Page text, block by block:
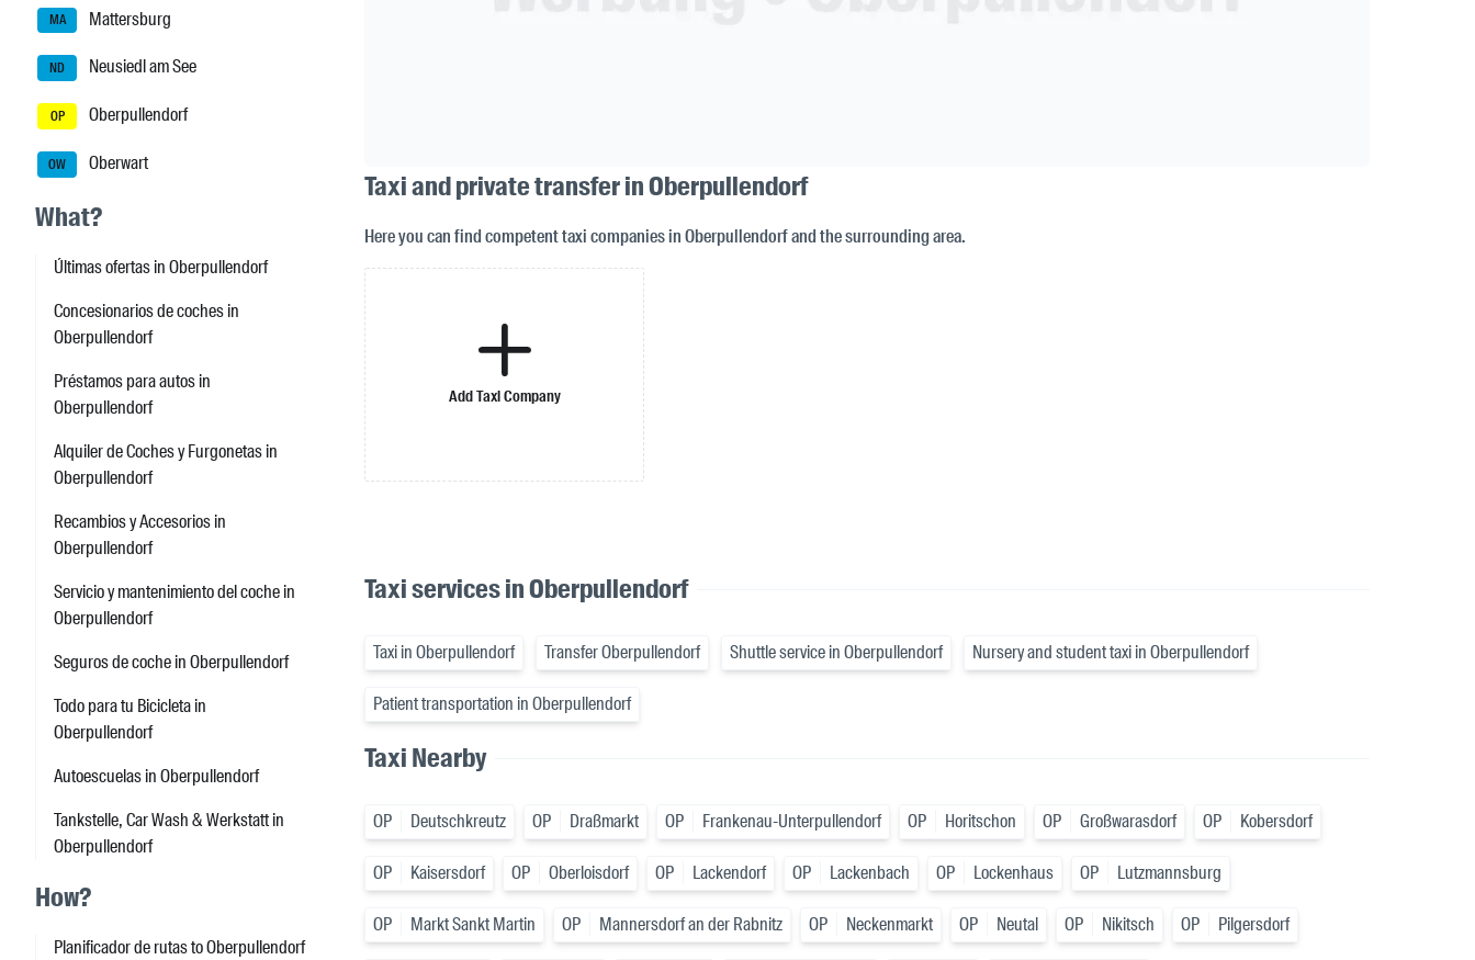
MA Mattersburg
ND Neusiedl am See
OP Oberpullendorf
OW Oberwart
What?
Últimas ofertas in Oberpullendorf
Concesionarios de coches in
Oberpullendorf
Préstamos para autos in
Oberpullendorf
Alquiler de Coches y Furgonetas in
Oberpullendorf
Recambios y Accesorios in
Oberpullendorf
Servicio y mantenimiento del coche in
Oberpullendorf
Seguros de coche in Oberpullendorf
Todo para tu Bicicleta in
Oberpullendorf
Autoescuelas in Oberpullendorf
Tankstelle, Car Wash & Werkstatt in
Oberpullendorf
How?
Planificador de rutas to Oberpullendorf
Taxi and private transfer in Oberpullendorf
Here you can find competent taxi companies in Oberpullendorf and the surrounding area.
Add Taxi Company
Taxi services in Oberpullendorf
Taxi in Oberpullendorf Transfer Oberpullendorf Shuttle service in Oberpullendorf Nursery and student taxi in Oberpullendorf
Patient transportation in Oberpullendorf
Taxi Nearby
OP Deutschkreutz OP Draßmarkt OP Frankenau-Unterpullendorf OP Horitschon OP Großwarasdorf OP Kobersdorf
OP Kaisersdorf OP Oberloisdorf OP Lackendorf OP Lackenbach OP Lockenhaus OP Lutzmannsburg
OP Markt Sankt Martin OP Mannersdorf an der Rabnitz OP Neckenmarkt OP Neutal OP Nikitsch OP Pilgersdorf